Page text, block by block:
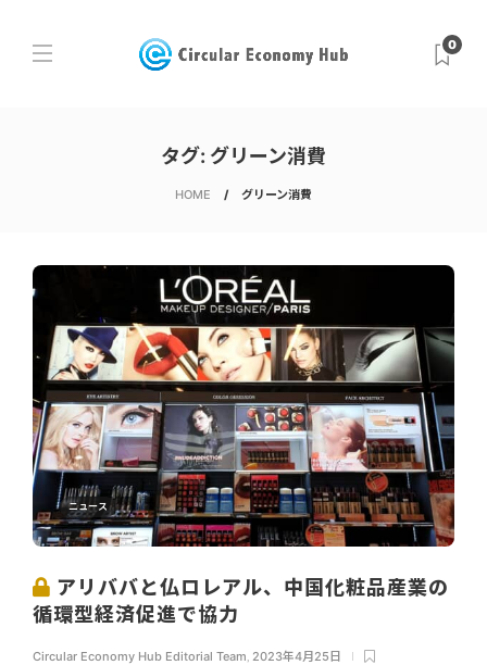
0
タグ: グリーン消費
HOME グリーン消費
ニュース
アリババと仏ロレアル、中国化粧品産業の
循環型経済促進で協力
Circular Economy Hub Editorial Team 2023年4月25日